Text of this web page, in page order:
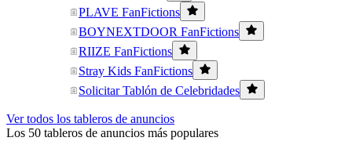
PLAVE FanFictions
BOYNEXTDOOR FanFictions
RIIZE FanFictions
Stray Kids FanFictions
Solicitar Tablón de Celebridades
Ver todos los tableros de anuncios
Los 50 tableros de anuncios más populares